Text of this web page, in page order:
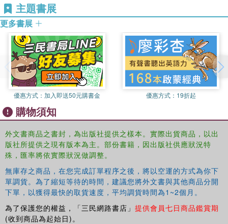
practice, this process-focused textbook covers a range of
languages, geographical settings and types of translation,
including audiovisual, literary, news, and scientific-
technical translation, as well as localization and
interpreting. Since this topic addresses the concerns and
practices of both more peripheral and more dominant
languages, this textbook is usable by all, regardless of the
language combinations they work with.
Featuring theoretical considerations, tasks for hands-on
practice, suggestions for further discussion and diverse,
real-world examples, this is the essential textbook for all
students and autodidacts learning how to translate via a
third language.
Additional resources are available on the Routledge
Translation Studies Portal:
http://routledgetranslationstudiesportal.com
主題書展
更多書展
優惠方式： 加入即送50元購書金 優惠方式： 19折起
購物須知
外文書商品之書封，為出版社提供之樣本。實際出貨商品，以出
版社所提供之現有版本為主。部份書籍，因出版社供應狀況特
殊，匯率將依實際狀況做調整。
無庫存之商品，在您完成訂單程序之後，將以空運的方式為你下
單調貨。為了縮短等待的時間，建議您將外文書與其他商品分開
下單，以獲得最快的取貨速度，平均調貨時間為1~2個月。
為了保護您的權益，「三民網路書店」 提供會員七日商品鑑賞期
(收到商品為起始日)。